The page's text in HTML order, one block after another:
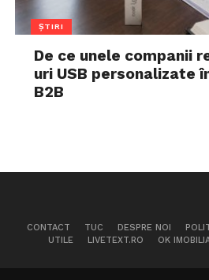
ȘTIRI
De ce unele companii
uri USB personalizate
B2B
CONTACT TUC DESPRE NOI
UTILE
LIVETEXT.RO OK